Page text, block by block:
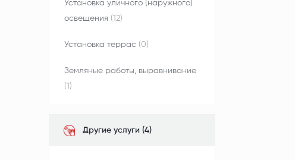
Установка уличного (наружного)
освещения (12)
Установка террас (0)
Земляные работы, выравнивание
(1)
Другие услуги (4)